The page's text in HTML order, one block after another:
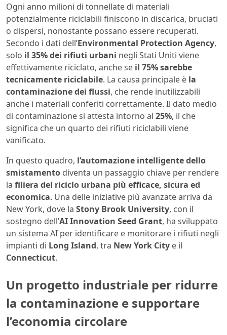
Ogni anno milioni di tonnellate di materiali
potenzialmente riciclabili finiscono in discarica, bruciati
o dispersi, nonostante possano essere recuperati.
Secondo i dati dell’Environmental Protection Agency,
solo il 35% dei rifiuti urbani negli Stati Uniti viene
effettivamente riciclato, anche se il 75% sarebbe
tecnicamente riciclabile. La causa principale è la
contaminazione dei flussi, che rende inutilizzabili
anche i materiali conferiti correttamente. Il dato medio
di contaminazione si attesta intorno al 25%, il che
significa che un quarto dei rifiuti riciclabili viene
vanificato.
In questo quadro, l’automazione intelligente dello
smistamento diventa un passaggio chiave per rendere
la filiera del riciclo urbana più efficace, sicura ed
economica. Una delle iniziative più avanzate arriva da
New York, dove la Stony Brook University, con il
sostegno dell’AI Innovation Seed Grant, ha sviluppato
un sistema AI per identificare e monitorare i rifiuti negli
impianti di Long Island, tra New York City e il
Connecticut.
Un progetto industriale per ridurre
la contaminazione e supportare
l’economia circolare